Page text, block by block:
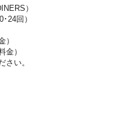
）
24回）
）
金）
い。